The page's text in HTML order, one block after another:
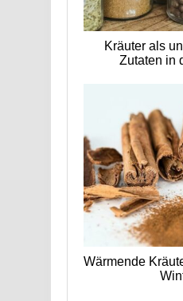
Kräuter als
Zutaten in
Wärmende